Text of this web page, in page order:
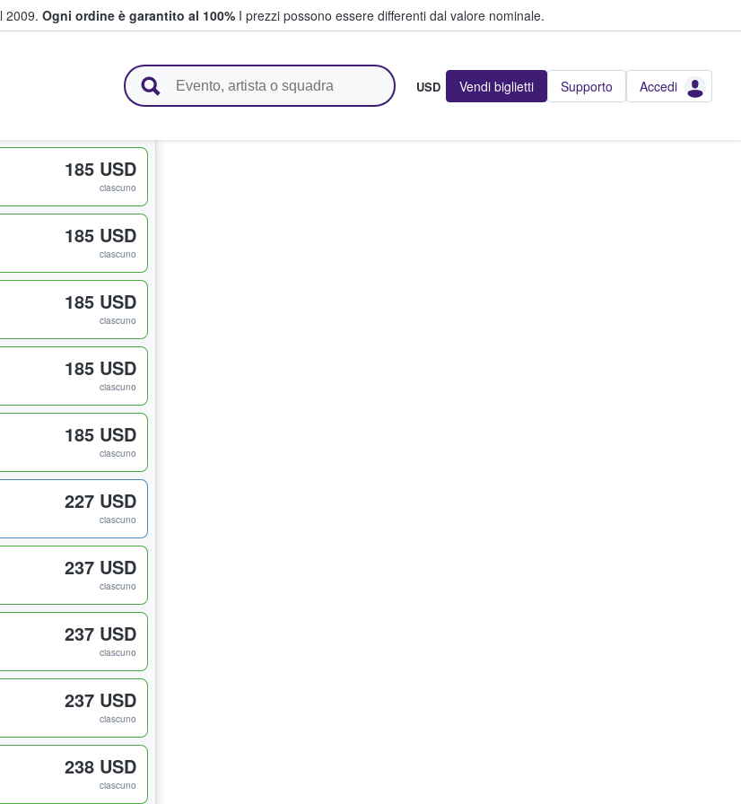
2009. Ogni ordine è garantito al 100% I prezzi possono essere differenti dal valore nominale.
biglietti USD Vendi biglietti Supporto Accedi
185 USD
ciascuno
185 USD
ciascuno
185 USD
ciascuno
185 USD
ciascuno
185 USD
ciascuno
227 USD
ciascuno
237 USD
ciascuno
237 USD
ciascuno
237 USD
ciascuno
238 USD
ciascuno